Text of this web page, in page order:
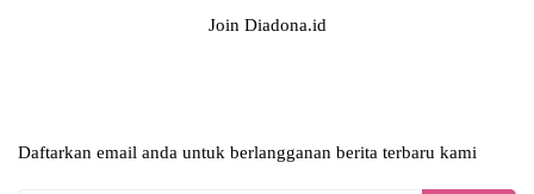
Join Diadona.id
Daftarkan email anda untuk berlangganan berita terbaru kami